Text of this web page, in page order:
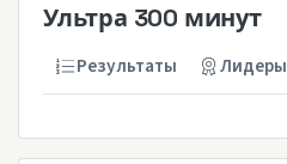
Ультра 300 минут
Результаты Лидеры